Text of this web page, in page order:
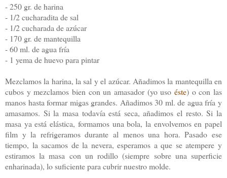
- 250 gr. de harina
- 1/2 cucharadita de sal
- 1/2 cucharada de azúcar
- 170 gr. de mantequilla
- 60 ml. de agua fría
- 1 yema de huevo para pintar
Mezclamos la harina, la sal y el azúcar. Añadimos la mantequilla en
cubos y mezclamos bien con un amasador (yo uso éste) o con las
manos hasta formar migas grandes. Añadimos 30 ml. de agua fría y
amasamos. Si la masa todavía está seca, añadimos el resto. Si la
masa ya está elástica, formamos una bola, la envolvemos en papel
film y la refrigeramos durante al menos una hora. Pasado ese
tiempo, la sacamos de la nevera, esperamos a que se atempere y
estiramos la masa con un rodillo (siempre sobre una superficie
enharinada), lo suficiente para cubrir nuestro molde.